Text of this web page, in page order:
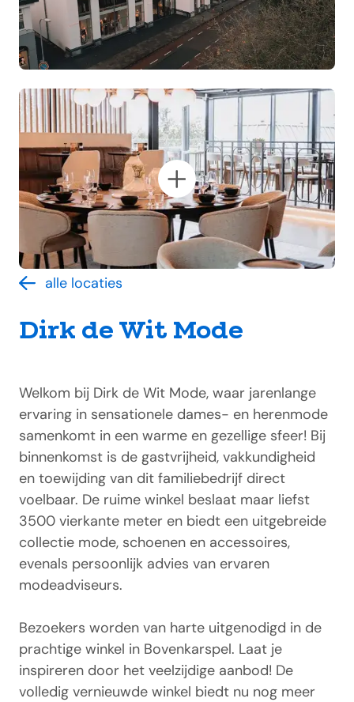
alle locaties
Dirk de Wit Mode
Welkom bij Dirk de Wit Mode, waar jarenlange
ervaring in sensationele dames- en herenmode
samenkomt in een warme en gezellige sfeer! Bij
binnenkomst is de gastvrijheid, vakkundigheid
en toewijding van dit familiebedrijf direct
voelbaar. De ruime winkel beslaat maar liefst
3500 vierkante meter en biedt een uitgebreide
collectie mode, schoenen en accessoires,
evenals persoonlijk advies van ervaren
modeadviseurs.
Bezoekers worden van harte uitgenodigd in de
prachtige winkel in Bovenkarspel. Laat je
inspireren door het veelzijdige aanbod! De
volledig vernieuwde winkel biedt nu nog meer